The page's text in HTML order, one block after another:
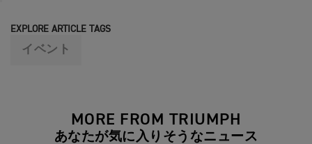
EXPLORE ARTICLE TAGS
イベント
MORE FROM TRIUMPH
あなたが気に入りそうなニュース